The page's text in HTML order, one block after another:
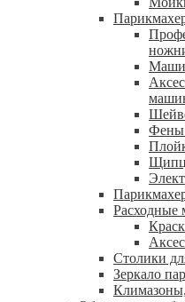
Фены
Расходные
Столики
Зеркало